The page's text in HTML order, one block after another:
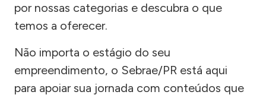
por nossas categorias e descubra o que
temos a oferecer.
Não importa o estágio do seu
empreendimento, o Sebrae/PR está aqui
para apoiar sua jornada com conteúdos que